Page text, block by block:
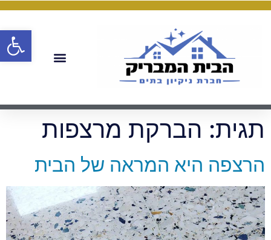
תגית: הברקת מרצפות
הרצפה היא המראה של הבית